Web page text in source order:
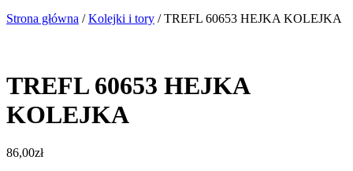
Strona główna /Kolejki i tory / TREFL 60653 HEJKA KOLEJKA
TREFL 60653 HEJKA
KOLEJKA
86,00zł